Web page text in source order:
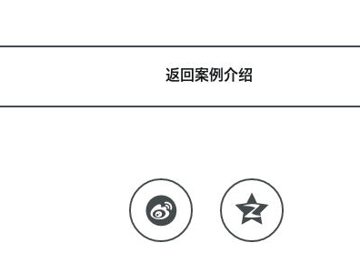
返回案例介绍